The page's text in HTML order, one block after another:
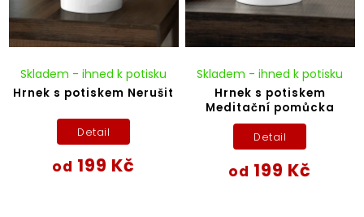
Hrnek s potiskem Nerušit
Skladem - ihned k potisku
od 199 Kč
Detail
Hrnek s potiskem
Meditační pomůcka
Skladem - ihned k potisku
od 199 Kč
Detail